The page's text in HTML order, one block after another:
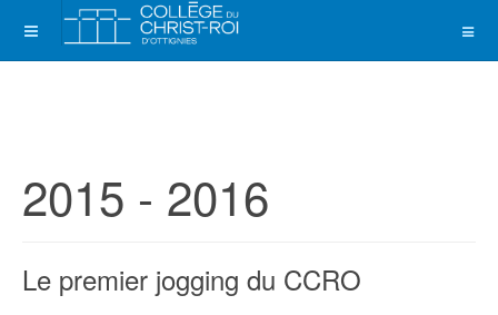
2015 - 2016
Le premier jogging du CCRO